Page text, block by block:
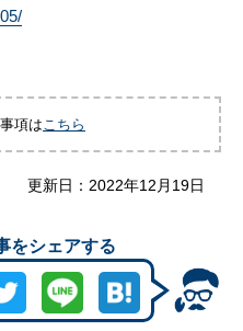
項は こちら
更新日： 2022年12月19日
事をシェアする